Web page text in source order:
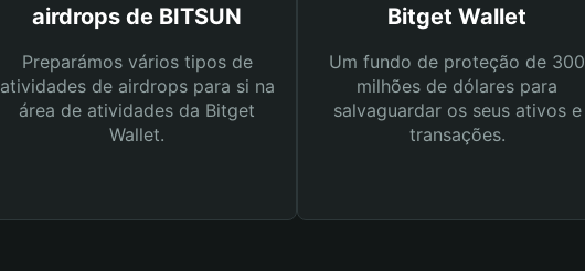
airdrops de BITSUN
Preparámos vários tipos de
atividades de airdrops para si na
área de atividades da Bitget
Wallet.
Bitget Wallet
Um fundo de proteção de 300
milhões de dólares para
salvaguardar os seus ativos e
transações.